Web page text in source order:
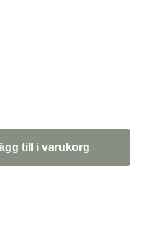
till i varukorg